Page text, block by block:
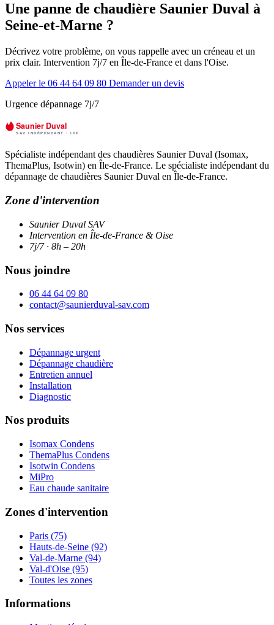
Une panne de chaudière Saunier Duval à
Seine-et-Marne ?
Décrivez votre problème, on vous rappelle avec un créneau et un
prix clair. Intervention 7j/7 en Île-de-France et dans l'Oise.
Appeler le 06 44 64 09 80 Demander un devis
Urgence dépannage 7j/7
Spécialiste indépendant des chaudières Saunier Duval (Isomax,
ThemaPlus, Isotwin) en Île-de-France. Le spécialiste indépendant du
dépannage de chaudières Saunier Duval en Île-de-France.
Zone d'intervention
Saunier Duval SAV
Intervention en Île-de-France & Oise
7j/7 · 8h – 20h
Nous joindre
06 44 64 09 80
contact@saunierduval-sav.com
Nos services
Dépannage urgent
Dépannage chaudière
Entretien annuel
Installation
Diagnostic
Nos produits
Isomax Condens
ThemaPlus Condens
Isotwin Condens
MiPro
Eau chaude sanitaire
Zones d'intervention
Paris (75)
Hauts-de-Seine (92)
Val-de-Marne (94)
Val-d'Oise (95)
Toutes les zones
Informations